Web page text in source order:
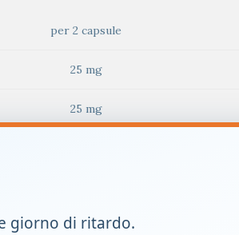
per 2 capsule
25 mg
25 mg
18 mg
giorno di ritardo.